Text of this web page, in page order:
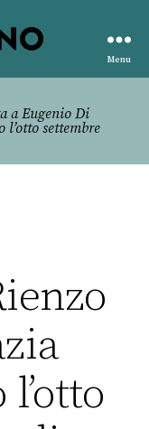
Menu
a Eugenio Di
settembre